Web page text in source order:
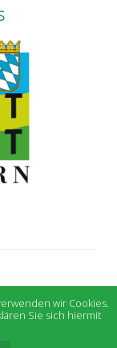
wir Cookies.
Sie sich hiermit